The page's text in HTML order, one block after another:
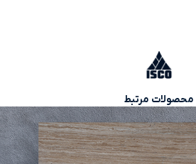
محصولات مرتبط